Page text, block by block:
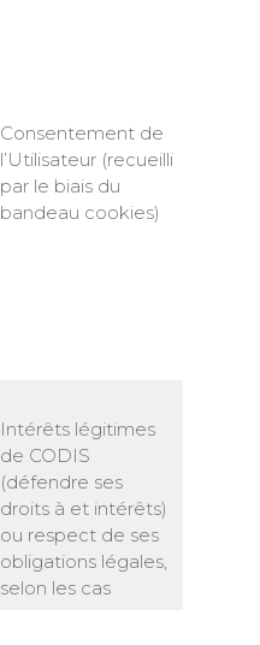
Consentement de
l’Utilisateur (recueilli
par le biais du
bandeau cookies)
Intérêts légitimes
de CODIS
(défendre ses
droits à et intérêts)
ou respect de ses
obligations légales,
selon les cas